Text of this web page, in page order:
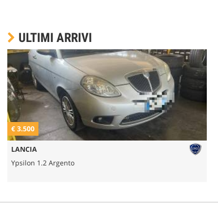
ULTIMI ARRIVI
€ 3.500
LANCIA
Ypsilon 1.2 Argento